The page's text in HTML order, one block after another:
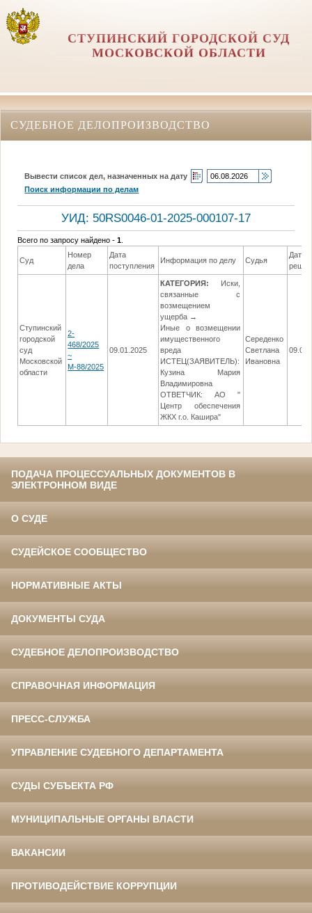
СТУПИНСКИЙ ГОРОДСКОЙ СУД
МОСКОВСКОЙ ОБЛАСТИ
СУДЕБНОЕ ДЕЛОПРОИЗВОДСТВО
Вывести список дел, назначенных на дату
Поиск информации по делам
УИД: 50RS0046-01-2025-000107-17
Всего по запросу найдено -1
Суд
Номер
дела
Дата
поступления
Информация по делу Судья
Дата
Ступинский
городской
суд
Московской
области
2-
468/2025
~
М-88/2025
09.01.2025
КАТЕГОРИЯ:
Иски,
связанные с
возмещением
ущерба →
Иные о возмещении
имущественного
вреда
ИСТЕЦ(ЗАЯВИТЕЛЬ):
Кузина Мария
Владимировна
ОТВЕТЧИК: АО "
Центр обеспечения
ЖКХ г.о. Кашира"
Середенко
Светлана
Ивановна
ПОДАЧА ПРОЦЕССУАЛЬНЫХ ДОКУМЕНТОВ В
ЭЛЕКТРОННОМ ВИДЕ
О СУДЕ
СУДЕЙСКОЕ СООБЩЕСТВО
НОРМАТИВНЫЕ АКТЫ
ДОКУМЕНТЫ СУДА
СУДЕБНОЕ ДЕЛОПРОИЗВОДСТВО
СПРАВОЧНАЯ ИНФОРМАЦИЯ
ПРЕСС-СЛУЖБА
УПРАВЛЕНИЕ СУДЕБНОГО ДЕПАРТАМЕНТА
СУДЫ СУБЪЕКТА РФ
МУНИЦИПАЛЬНЫЕ ОРГАНЫ ВЛАСТИ
ВАКАНСИИ
ПРОТИВОДЕЙСТВИЕ КОРРУПЦИИ